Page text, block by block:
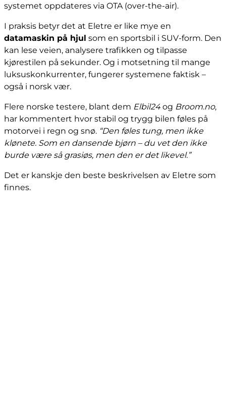
systemet oppdateres via OTA (over-the-air).
I praksis betyr det at Eletre er like mye en
datamaskin på hjul som en sportsbil i SUV-form. Den
kan lese veien, analysere trafikken og tilpasse
kjørestilen på sekunder. Og i motsetning til mange
luksuskonkurrenter, fungerer systemene faktisk –
også i norsk vær.
Flere norske testere, blant dem Elbil24og Broom.no,
har kommentert hvor stabil og trygg bilen føles på
motorvei i regn og snø. “Den føles tung, men ikke
klønete. Som en dansende bjørn – du vet den ikke
burde være så grasiøs, men den er det likevel.”
Det er kanskje den beste beskrivelsen av Eletre som
finnes.